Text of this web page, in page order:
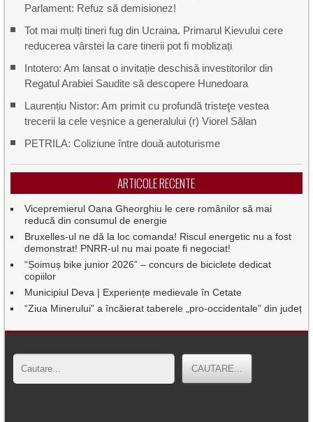
Parlament: Refuz să demisionez!
Tot mai mulți tineri fug din Ucraina. Primarul Kievului cere
reducerea vârstei la care tinerii pot fi moblizați
Intotero: Am lansat o invitație deschisă investitorilor din
Regatul Arabiei Saudite să descopere Hunedoara
Laurențiu Nistor: Am primit cu profundă tristeţe vestea
trecerii la cele veșnice a generalului (r) Viorel Sălan
PETRILA: Coliziune între două autoturisme
ARTICOLE RECENTE
Vicepremierul Oana Gheorghiu le cere românilor să mai
reducă din consumul de energie
Bruxelles-ul ne dă la loc comanda! Riscul energetic nu a fost
demonstrat! PNRR-ul nu mai poate fi negociat!
“Șoimuș bike junior 2026” – concurs de biciclete dedicat
copiilor
Municipiul Deva | Experiențe medievale în Cetate
“Ziua Minerului” a încăierat taberele „pro-occidentale” din județ